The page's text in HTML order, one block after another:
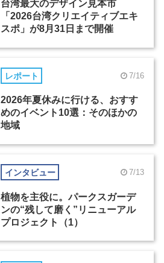
台湾最大のデザイン見本市
「2026台湾クリエイティブエキ
スポ」が8月31日まで開催
レポート 7/16
2026年夏休みに行ける、おすす
めのイベント10選：そのほかの
地域
インタビュー 7/13
植物を主役に。パークスガーデ
ンの“残して磨く”リニューアル
プロジェクト（1）